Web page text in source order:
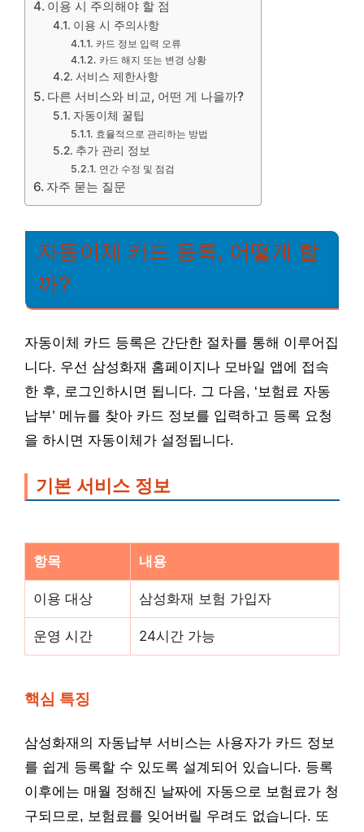
이용 시 주의해야 할 점
이용 시 주의사항
카드 정보 입력 오류
카드 해지 또는 변경 상황
서비스 제한사항
다른 서비스와 비교, 어떤 게 나을까?
자동이체 꿀팁
효율적으로 관리하는 방법
추가 관리 정보
연간 수정 및 점검
자주 묻는 질문
자동이체 카드 등록, 어떻게 할
까?
자동이체 카드 등록은 간단한 절차를 통해 이루어집
니다. 우선 삼성화재 홈페이지나 모바일 앱에 접속
한 후, 로그인하시면 됩니다. 그 다음, ‘보험료 자동
납부’ 메뉴를 찾아 카드 정보를 입력하고 등록 요청
을 하시면 자동이체가 설정됩니다.
기본 서비스 정보
항목 내용
이용 대상 삼성화재 보험 가입자
운영 시간 24시간 가능
핵심 특징
삼성화재의 자동납부 서비스는 사용자가 카드 정보
를 쉽게 등록할 수 있도록 설계되어 있습니다. 등록
이후에는 매월 정해진 날짜에 자동으로 보험료가 청
구되므로, 보험료를 잊어버릴 우려도 없습니다. 또